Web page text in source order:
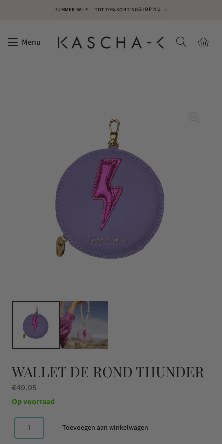
SUMMER SALE — TOT 70% KORTINGSHOP NU →
Menu
WALLET DE ROND THUNDER
€49.95
Op voorraad
Wallet
Toevoegen aan winkelwagen